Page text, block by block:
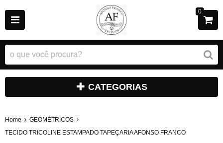
0
CATEGORIAS
Home
GEOMÉTRICOS
TECIDO TRICOLINE ESTAMPADO TAPEÇARIA AFONSO FRANCO